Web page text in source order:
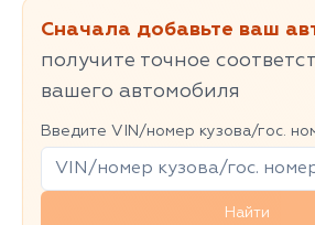
Сначала добавьте ваш
получите точное
вашего автомобиля
Введите VIN/номер кузова/гос.
Найти